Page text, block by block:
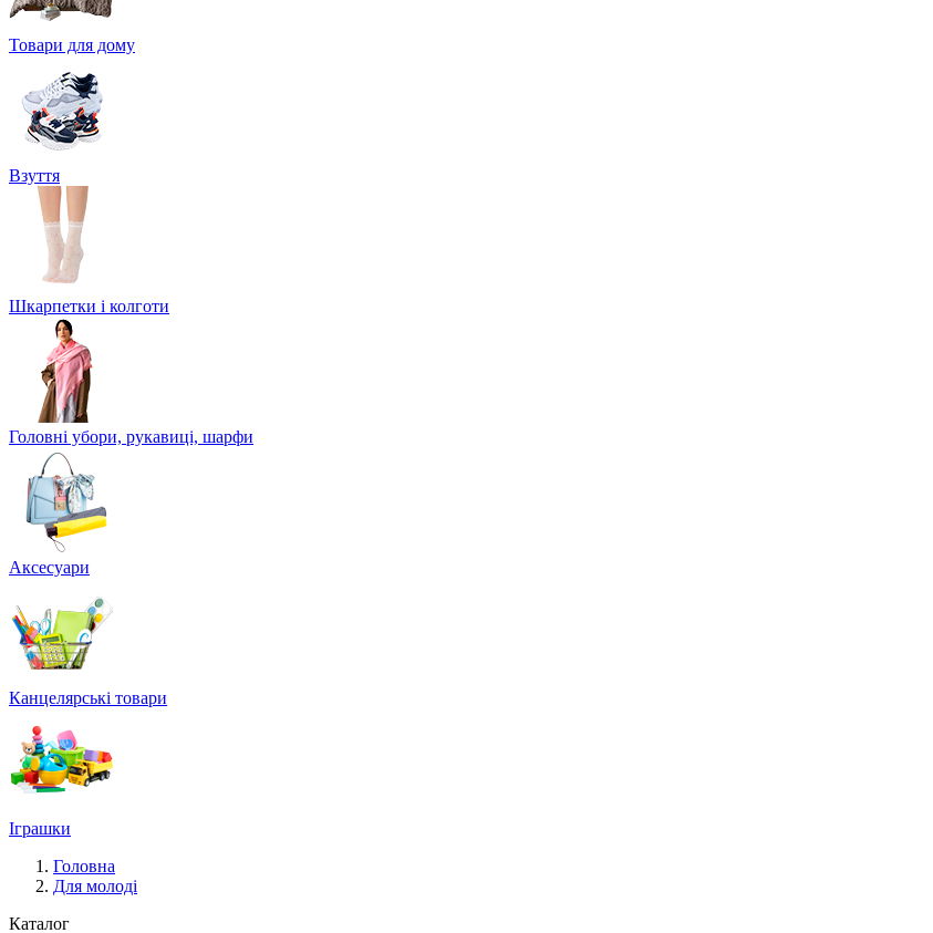
Товари для дому
Взуття
Шкарпетки і колготи
Головні убори, рукавиці, шарфи
Аксесуари
Канцелярські товари
Іграшки
Головна
Для молоді
Каталог